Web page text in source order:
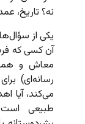
نه؟ تاریخ،
یکی از
آن کسی که
معاش و
رسانه‌ای)
می‌کند، آیا
طبیعی